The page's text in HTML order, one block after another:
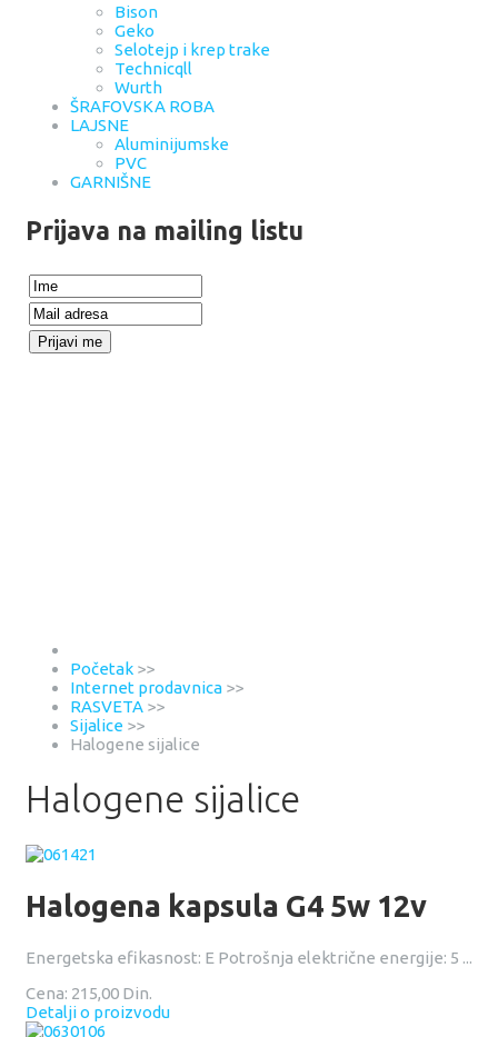
Bison
Geko
Selotejp i krep trake
Technicqll
Wurth
ŠRAFOVSKA ROBA
LAJSNE
Aluminijumske
PVC
GARNIŠNE
Prijava na mailing listu
Početak >>
Internet prodavnica >>
RASVETA >>
Sijalice >>
Halogene sijalice
Halogene sijalice
Halogena kapsula G4 5w 12v
Energetska efikasnost: E Potrošnja električne energije: 5 ...
Cena: 215,00 Din.
Detalji o proizvodu